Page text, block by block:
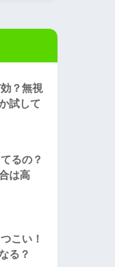
？無視
試して
るの？
は高
こい！
る？